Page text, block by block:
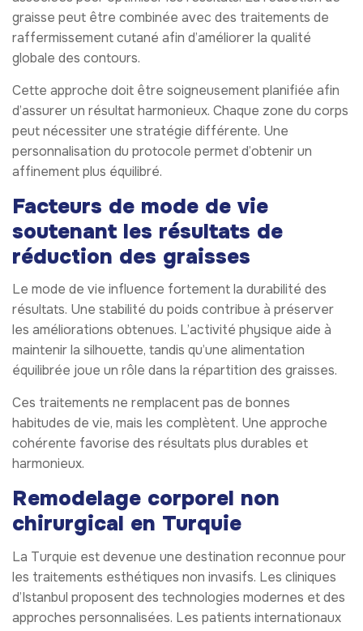
graisse peut être combinée avec des traitements de
raffermissement cutané afin d’améliorer la qualité
globale des contours.
Cette approche doit être soigneusement planifiée afin
d’assurer un résultat harmonieux. Chaque zone du corps
peut nécessiter une stratégie différente. Une
personnalisation du protocole permet d’obtenir un
affinement plus équilibré.
Facteurs de mode de vie
soutenant les résultats de
réduction des graisses
Le mode de vie influence fortement la durabilité des
résultats. Une stabilité du poids contribue à préserver
les améliorations obtenues. L’activité physique aide à
maintenir la silhouette, tandis qu’une alimentation
équilibrée joue un rôle dans la répartition des graisses.
Ces traitements ne remplacent pas de bonnes
habitudes de vie, mais les complètent. Une approche
cohérente favorise des résultats plus durables et
harmonieux.
Remodelage corporel non
chirurgical en Turquie
La Turquie est devenue une destination reconnue pour
les traitements esthétiques non invasifs. Les cliniques
d’Istanbul proposent des technologies modernes et des
approches personnalisées. Les patients internationaux